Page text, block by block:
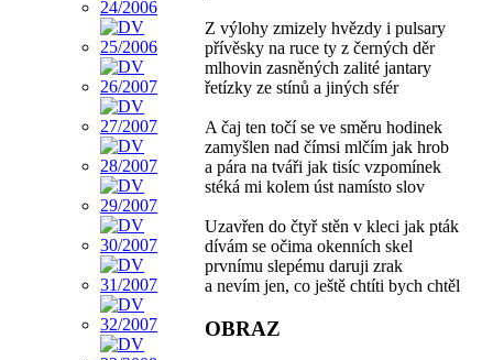
Z výlohy zmizely hvězdy i pulsary
přívěsky na ruce ty z černých děr
mlhovin zasněných zalité jantary
řetízky ze stínů a jiných sfér
A čaj ten točí se ve směru hodinek
zamyšlen nad čímsi mlčím jak hrob
a pára na tváři jak tisíc vzpomínek
stéká mi kolem úst namísto slov
Uzavřen do čtyř stěn v kleci jak pták
dívám se očima okenních skel
prvnímu slepému daruji zrak
a nevím jen, co ještě chtíti bych chtěl
OBRAZ